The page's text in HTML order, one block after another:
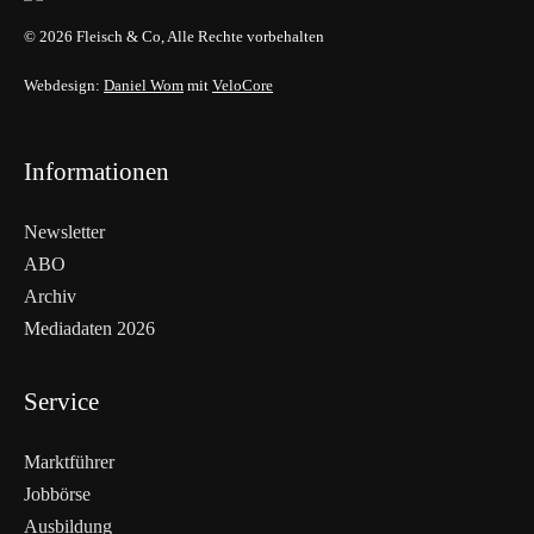
© 2026 Fleisch & Co, Alle Rechte vorbehalten
Webdesign: Daniel Wom mit VeloCore
Informationen
Newsletter
ABO
Archiv
Mediadaten 2026
Service
Marktführer
Jobbörse
Ausbildung